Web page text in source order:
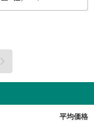
平均価格